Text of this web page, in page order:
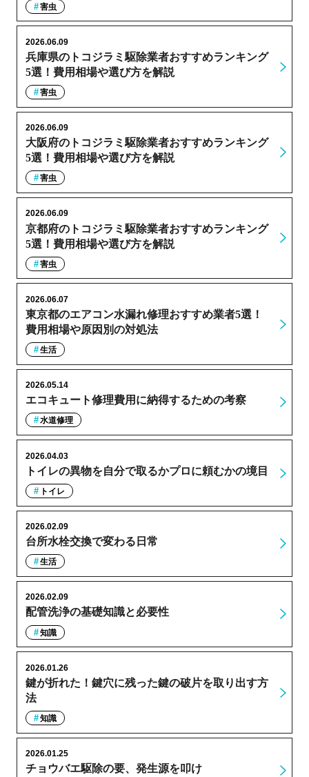
害虫
兵庫県のトコジラミ駆除業者おすすめランキング
5選！費用相場や選び方を解説
2026.06.09
害虫
大阪府のトコジラミ駆除業者おすすめランキング
5選！費用相場や選び方を解説
2026.06.09
害虫
京都府のトコジラミ駆除業者おすすめランキング
5選！費用相場や選び方を解説
2026.06.09
害虫
東京都のエアコン水漏れ修理おすすめ業者5選！
費用相場や原因別の対処法
2026.06.07
生活
エコキュート修理費用に納得するための考察
2026.05.14
水道修理
トイレの異物を自分で取るかプロに頼むかの境目
2026.04.03
トイレ
台所水栓交換で変わる日常
2026.02.09
生活
配管洗浄の基礎知識と必要性
2026.02.09
知識
鍵が折れた！鍵穴に残った鍵の破片を取り出す方
法
2026.01.26
知識
チョウバエ駆除の要、発生源を叩け
2026.01.25